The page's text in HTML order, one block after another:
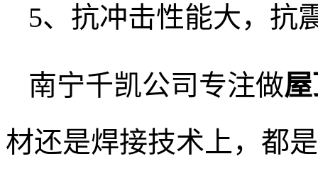
5、抗冲击性能大，抗
南宁千凯公司专注做
材还是焊接技术上，都